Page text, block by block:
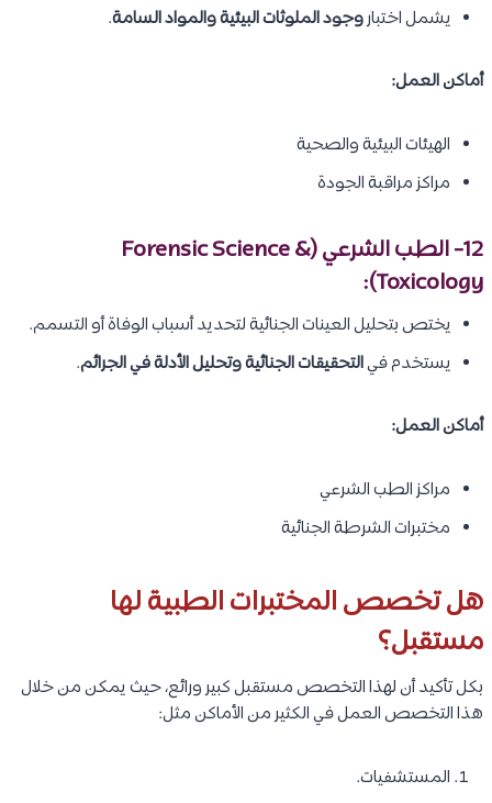
يشمل اختباروجود الملوثات البيئية والمواد السامة.
أماكن العمل:
الهيئات البيئية والصحية
مراكز مراقبة الجودة
12- الطب الشرعي (Forensic Science &
Toxicology):
يختص بتحليل العينات الجنائية لتحديد أسباب الوفاة أو التسمم.
يستخدم فيالتحقيقات الجنائية وتحليل الأدلة في الجرائم.
أماكن العمل:
مراكز الطب الشرعي
مختبرات الشرطة الجنائية
هل تخصص المختبرات الطبية لها
مستقبل؟
بكل تأكيد أن لهذا التخصص مستقبل كبير ورائع، حيث يمكن من خلال
هذا التخصص العمل في الكثير من الأماكن مثل:
المستشفيات.